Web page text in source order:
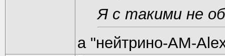
Я с такими не
а "нейтрино-AM-